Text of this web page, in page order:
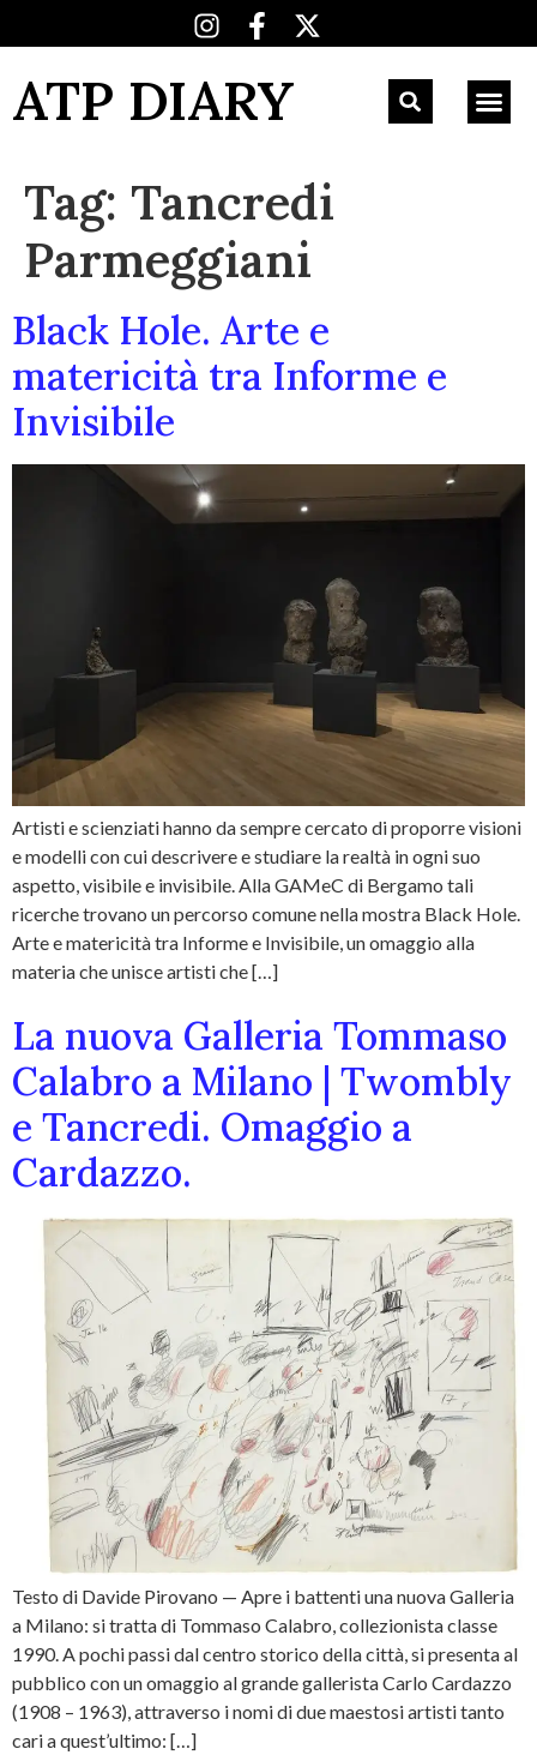
ATP DIARY
Tag: Tancredi
Parmeggiani
Black Hole. Arte e
matericità tra Informe e
Invisibile
Artisti e scienziati hanno da sempre cercato di proporre visioni
e modelli con cui descrivere e studiare la realtà in ogni suo
aspetto, visibile e invisibile. Alla GAMeC di Bergamo tali
ricerche trovano un percorso comune nella mostra Black Hole.
Arte e matericità tra Informe e Invisibile, un omaggio alla
materia che unisce artisti che […]
La nuova Galleria Tommaso
Calabro a Milano | Twombly
e Tancredi. Omaggio a
Cardazzo.
Testo di Davide Pirovano — Apre i battenti una nuova Galleria
a Milano: si tratta di Tommaso Calabro, collezionista classe
1990. A pochi passi dal centro storico della città, si presenta al
pubblico con un omaggio al grande gallerista Carlo Cardazzo
(1908 – 1963), attraverso i nomi di due maestosi artisti tanto
cari a quest’ultimo: […]